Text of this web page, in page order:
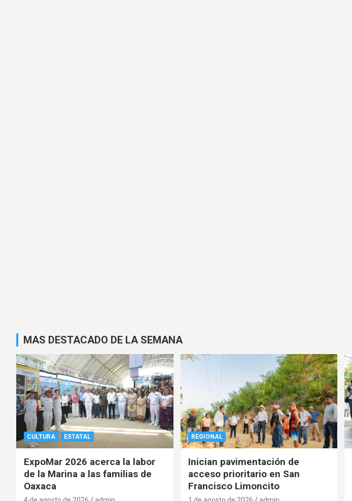
MAS DESTACADO DE LA SEMANA
CULTURA ESTATAL
ExpoMar 2026 acerca la labor
de la Marina a las familias de
Oaxaca
REGIONAL
Inician pavimentación de
acceso prioritario en San
Francisco Limoncito